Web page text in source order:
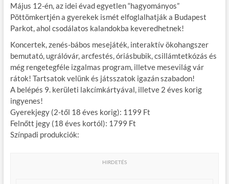
Május 12-én, az idei évad egyetlen “hagyományos”
Pöttömkertjén a gyerekek ismét elfoglalhatják a Budapest
Parkot, ahol csodálatos kalandokba keveredhetnek!
Koncertek, zenés-bábos mesejáték, interaktív ökohangszer
bemutató, ugrálóvár, arcfestés, óriásbubik, csillámtetkózás és
még rengetegféle izgalmas program, illetve mesevilág vár
rátok! Tartsatok velünk és játsszatok igazán szabadon!
A belépés 9. kerületi lakcímkártyával, illetve 2 éves korig
ingyenes!
Gyerekjegy (2-től 18 éves korig): 1199 Ft
Felnőtt jegy (18 éves kortól): 1799 Ft
Színpadi produkciók:
HIRDETÉS